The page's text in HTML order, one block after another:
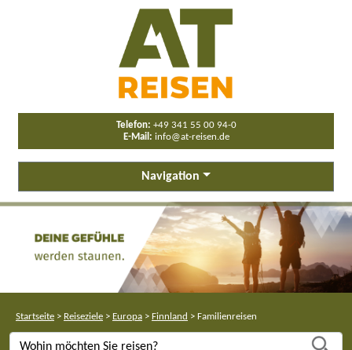
Telefon: +49 341 55 00 94-0
E-Mail: info@at-reisen.de
Navigation
Startseite > Reiseziele > Europa > Finnland > Familienreisen